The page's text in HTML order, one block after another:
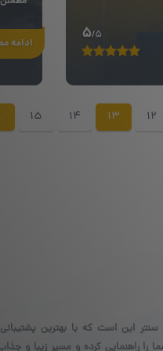
5/5
ادامه
12
13
14
15
این است که با بهترین
راهنمایی کرده و مسیر زیبا و